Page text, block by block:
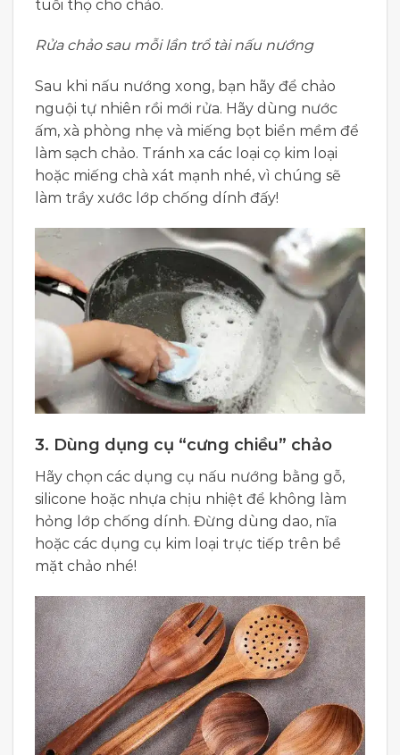
tuổi thọ cho chảo.
Rửa chảo sau mỗi lần trổ tài nấu nướng
Sau khi nấu nướng xong, bạn hãy để chảo
nguội tự nhiên rồi mới rửa. Hãy dùng nước
ấm, xà phòng nhẹ và miếng bọt biển mềm để
làm sạch chảo. Tránh xa các loại cọ kim loại
hoặc miếng chà xát mạnh nhé, vì chúng sẽ
làm trầy xước lớp chống dính đấy!
3. Dùng dụng cụ “cưng chiều” chảo
Hãy chọn các dụng cụ nấu nướng bằng gỗ,
silicone hoặc nhựa chịu nhiệt để không làm
hỏng lớp chống dính. Đừng dùng dao, nĩa
hoặc các dụng cụ kim loại trực tiếp trên bề
mặt chảo nhé!